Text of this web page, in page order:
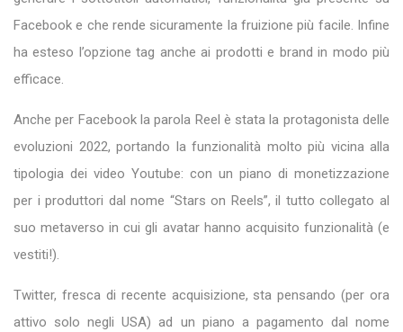
Facebook e che rende sicuramente la fruizione più facile. Infine
ha esteso l’opzione tag anche ai prodotti e brand in modo più
efficace.
Anche per Facebook la parola Reel è stata la protagonista delle
evoluzioni 2022, portando la funzionalità molto più vicina alla
tipologia dei video Youtube: con un piano di monetizzazione
per i produttori dal nome “Stars on Reels”, il tutto collegato al
suo metaverso in cui gli avatar hanno acquisito funzionalità (e
vestiti!).
Twitter, fresca di recente acquisizione, sta pensando (per ora
attivo solo negli USA) ad un piano a pagamento dal nome